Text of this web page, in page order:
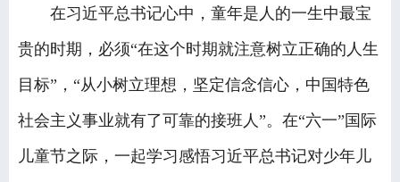
在习近平总书记心中，童年是人的一生中最宝
贵的时期，必须“在这个时期就注意树立正确的人生
目标”，“从小树立理想，坚定信念信心，中国特色
社会主义事业就有了可靠的接班人”。在“六一”国际
儿童节之际，一起学习感悟习近平总书记对少年儿